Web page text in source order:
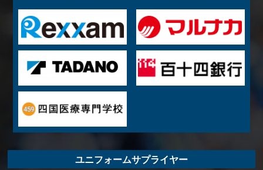
ユニフォームサプライヤー